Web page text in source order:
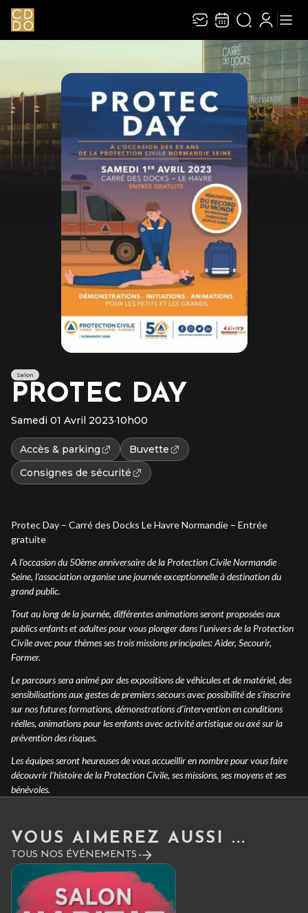
Recevez toute l’actualité en vous abonnant à
ENVOYER
Rivaj Group traite votre adresse électronique pour la gestion de votre abonnement à
Le Carré des Docks / Docks Océane. Vous pouvez retirer votre
consentement à tout moment. Pour en savoir plus, consultez notre
protection des données
Salon
PROTEC DAY
Samedi 01 Avril 2023·10h00
Accès & parking
Buvette
Consignes de sécurité
Protec Day – Carré des Docks Le Havre Normandie – Entrée
gratuite
A l’occasion du 50ème anniversaire de la Protection Civile Normandie
Seine, l’association organise une journée exceptionnelle à destination du
grand public.
Tout au long de la journée, différentes animations seront proposées aux
publics enfants et adultes pour vous plonger dans l’univers de la Protection
Civile avec pour thèmes ses trois missions principales: Aider, Secourir,
Former.
Le parcours sera animé par des expositions de véhicules et de matériel, des
sensibilisations aux gestes de premiers secours avec possibilité de s’inscrire
sur nos futures formations, démonstrations d’intervention en conditions
réelles, animations pour les enfants avec activité artistique ou axé sur la
prévention des risques.
Les équipes seront heureuses de vous accueillir en nombre pour vous faire
découvrir l’histoire de la Protection Civile, ses missions, ses moyens et ses
bénévoles.
VOUS AIMEREZ AUSSI ...
TOUS NOS ÉVÉNEMENTS